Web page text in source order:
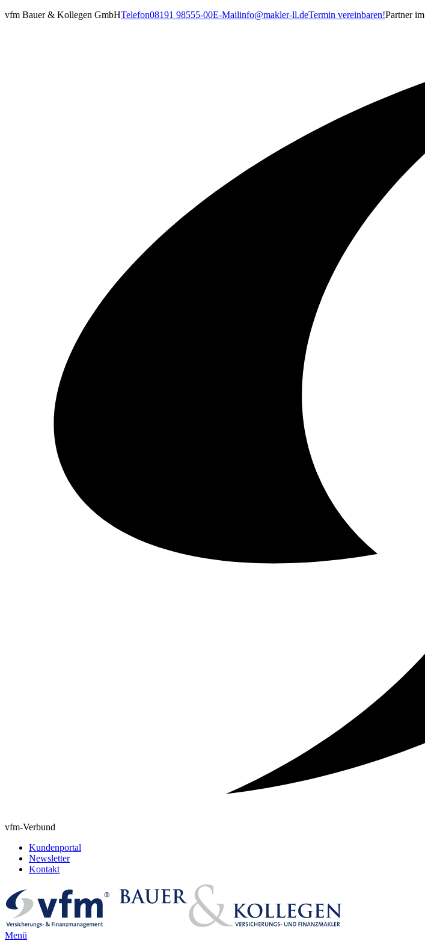
vfm Bauer & Kollegen GmbHTelefon08191 98555-00E-Mailinfo@makler-ll.deTermin vereinbaren!Partner im
vfm-Verbund
Kundenportal
Newsletter
Kontakt
Menü